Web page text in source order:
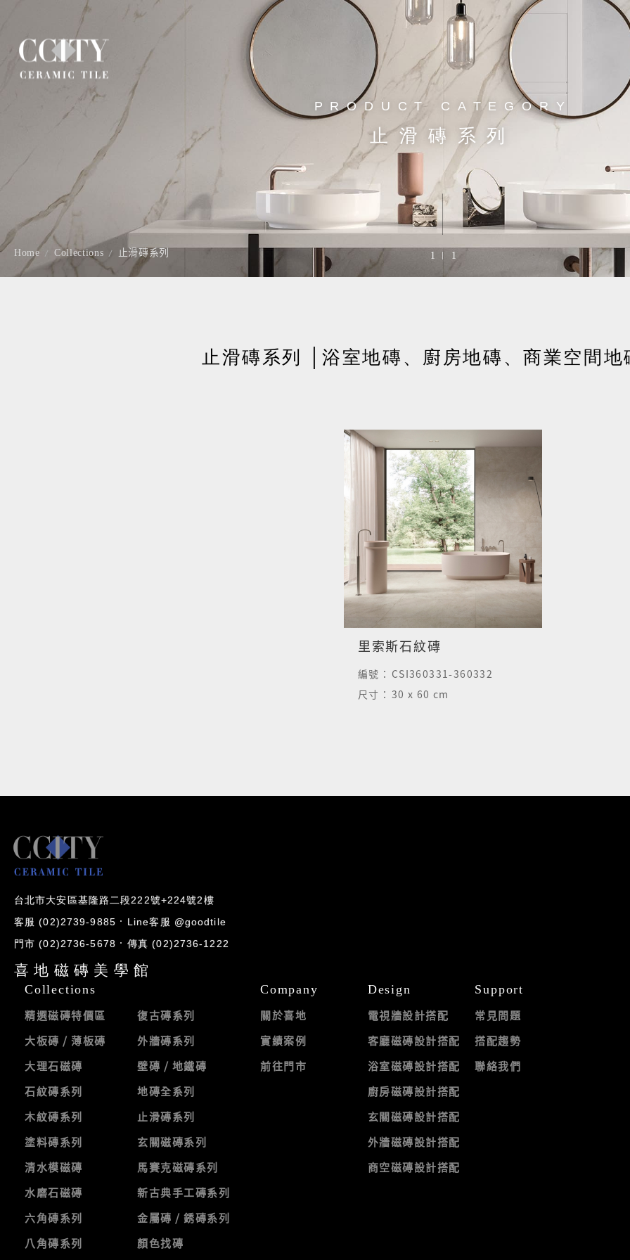
PRODUCT CATEGORY
止滑磚系列
1 1
Home Collections 止滑磚系列
止滑磚系列 │浴室地磚、廚房地磚、商業空間地
里索斯石紋磚
編號： CSI360331-360332
尺寸： 30 x 60 cm
台北市大安區基隆路二段222號+224號2樓
客服 (02)2739-9885 Line客服 @goodtile
門市 (02)2736-5678 傳真 (02)2736-1222
喜地磁磚美學館
Collections
精選磁磚特價區
大板磚 / 薄板磚
大理石磁磚
石紋磚系列
木紋磚系列
塗料磚系列
清水模磁磚
水磨石磁磚
六角磚系列
八角磚系列
復古磚系列
外牆磚系列
壁磚 / 地鐵磚
地磚全系列
止滑磚系列
玄關磁磚系列
馬賽克磁磚系列
新古典手工磚系列
金屬磚 / 銹磚系列
顏色找磚
Company
關於喜地
實績案例
前往門市
Design
電視牆設計搭配
客廳磁磚設計搭配
浴室磁磚設計搭配
廚房磁磚設計搭配
玄關磁磚設計搭配
外牆磁磚設計搭配
商空磁磚設計搭配
Support
常見問題
搭配趨勢
聯絡我們